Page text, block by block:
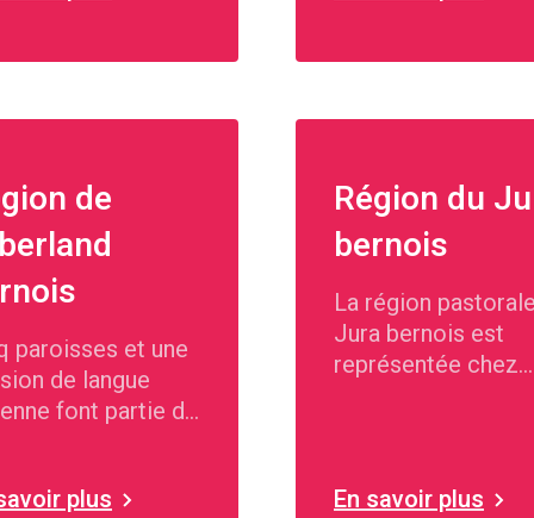
de
paroisses et une
de langue
font partie de
plus
Région du
bernois
La région
Jura bernois est
représentée chez
En savoir plus